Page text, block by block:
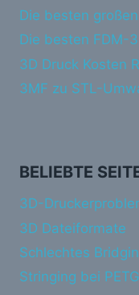
Die besten
Die besten FDM-
3D Druck Kosten
3MF zu STL-
BELIEBTE
3D-
3D Dateiformate
Schlechtes
Stringing bei